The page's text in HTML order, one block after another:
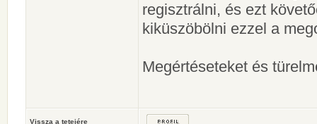
regisztrálni, és ezt
kiküszöbölni ezzel a
Megértéseteket és
Vissza a tetejére